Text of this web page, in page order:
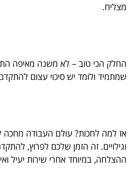
מצליח.
החלק הכי טוב – לא משנה מאיפה
שמתמיד ולומד יש סיכוי עצום
אז למה לחכות? עולם העבודה
וגילויים. זה הזמן שלכם לפרוץ,
ההצלחה, במיוחד אחרי שירות יעיל